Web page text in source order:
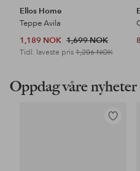
Ellos Home
Teppe Avila
1,189 NOK 1,699 NOK
Tidl. laveste pris 1,206 NOK
Oppdag våre nyheter
Legg